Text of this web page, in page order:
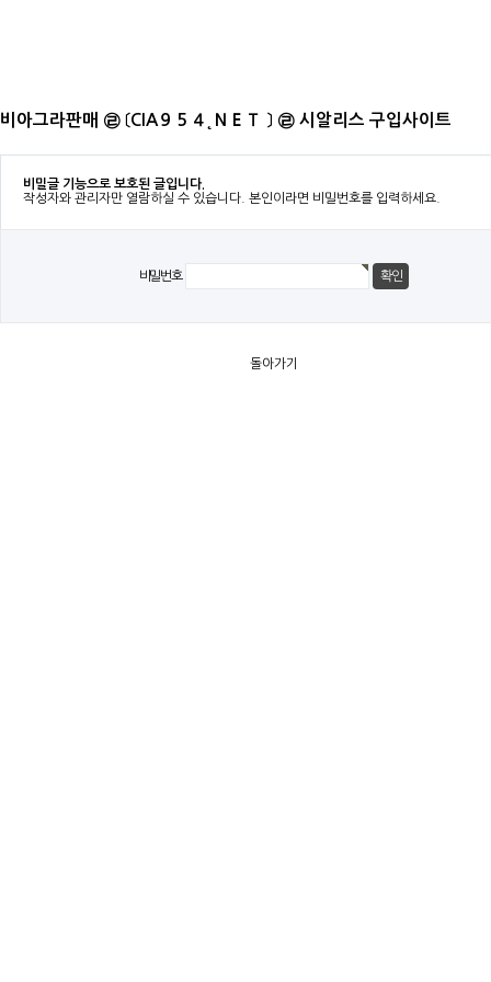
비아그라판매 ㉣ 〔CIA９５４˛ＮＥＴ 〕 ㉣ 시알리스 구입사이트
비밀글 기능으로 보호된 글입니다.
작성자와 관리자만 열람하실 수 있습니다. 본인이라면 비밀번호를 입력하세요.
비밀번호
돌아가기